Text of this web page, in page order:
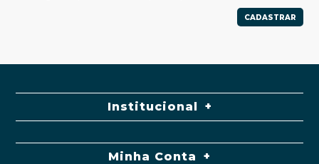
CADASTRAR
Institucional
Minha Conta